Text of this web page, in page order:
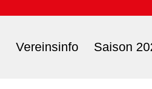
Vereinsinfo Saison